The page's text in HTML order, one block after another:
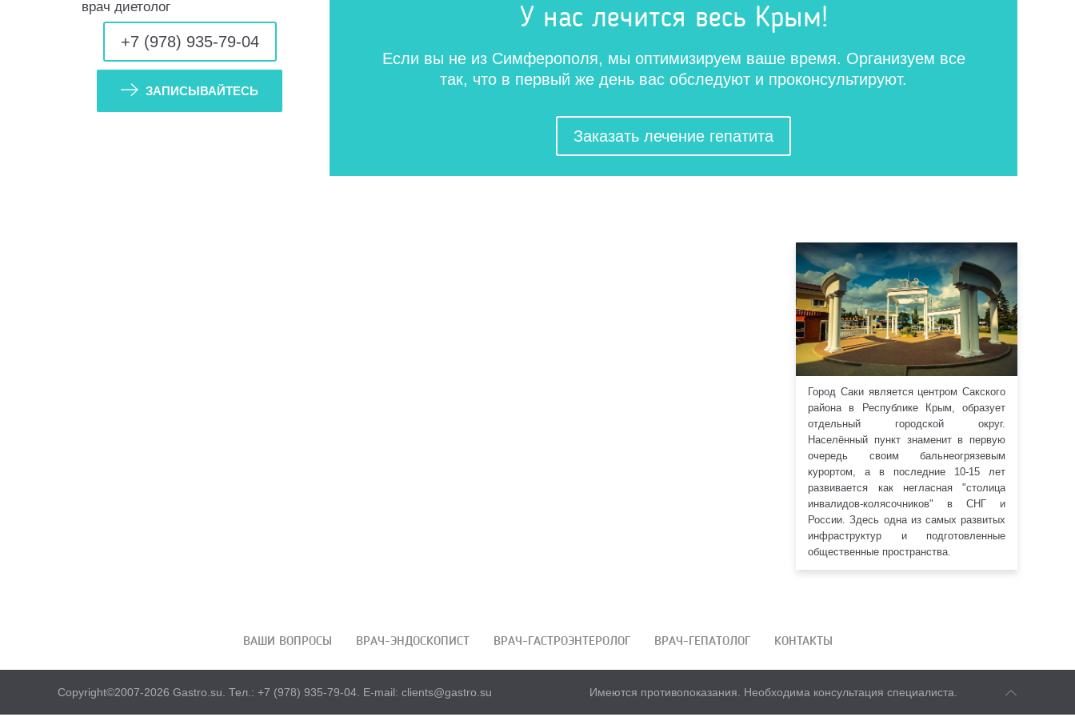
У нас лечится весь Крым!
Если вы не из Симферополя, мы оптимизируем ваше время. Организуем все
так, что в первый же день вас обследуют и проконсультируют.
Заказать лечение гепатита
Город Саки является центром Сакского
района в Республике Крым, образует
отдельный городской округ.
Населённый пункт знаменит в первую
очередь своим бальнеогрязевым
курортом, а в последние 10-15 лет
развивается как негласная "столица
инвалидов-колясочников" в СНГ и
России. Здесь одна из самых развитых
инфраструктур и подготовленные
общественные пространства.
врач диетолог
+7 (978) 935-79-04
ЗАПИСЫВАЙТЕСЬ
ВАШИ ВОПРОСЫ ВРАЧ-ЭНДОСКОПИСТ ВРАЧ-ГАСТРОЭНТЕРОЛОГ ВРАЧ-ГЕПАТОЛОГ КОНТАКТЫ
Copyright©2007-2026 Gastro.su. Тел.: +7 (978) 935-79-04 E-mail: clients@gastro.su Имеются противопоказания. Необходима консультация специалиста.